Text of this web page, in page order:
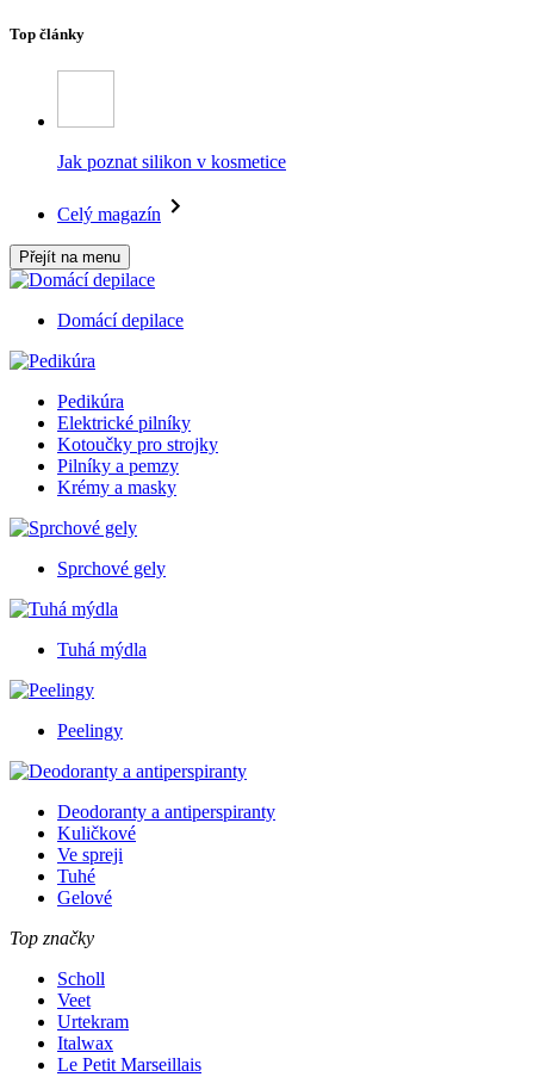
Top články
Jak poznat silikon v kosmetice
Celý magazín
Přejít na menu
Domácí depilace
Pedikúra
Elektrické pilníky
Kotoučky pro strojky
Pilníky a pemzy
Krémy a masky
Sprchové gely
Tuhá mýdla
Peelingy
Deodoranty a antiperspiranty
Kuličkové
Ve spreji
Tuhé
Gelové
Top značky
Scholl
Veet
Urtekram
Italwax
Le Petit Marseillais